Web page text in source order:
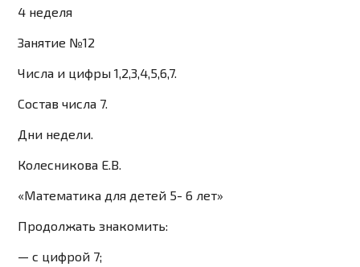
4 неделя
Занятие №12
Числа и цифры 1,2,3,4,5,6,7.
Состав числа 7.
Дни недели.
Колесникова Е.В.
«Математика для детей 5- 6 лет»
Продолжать знакомить:
— с цифрой 7;